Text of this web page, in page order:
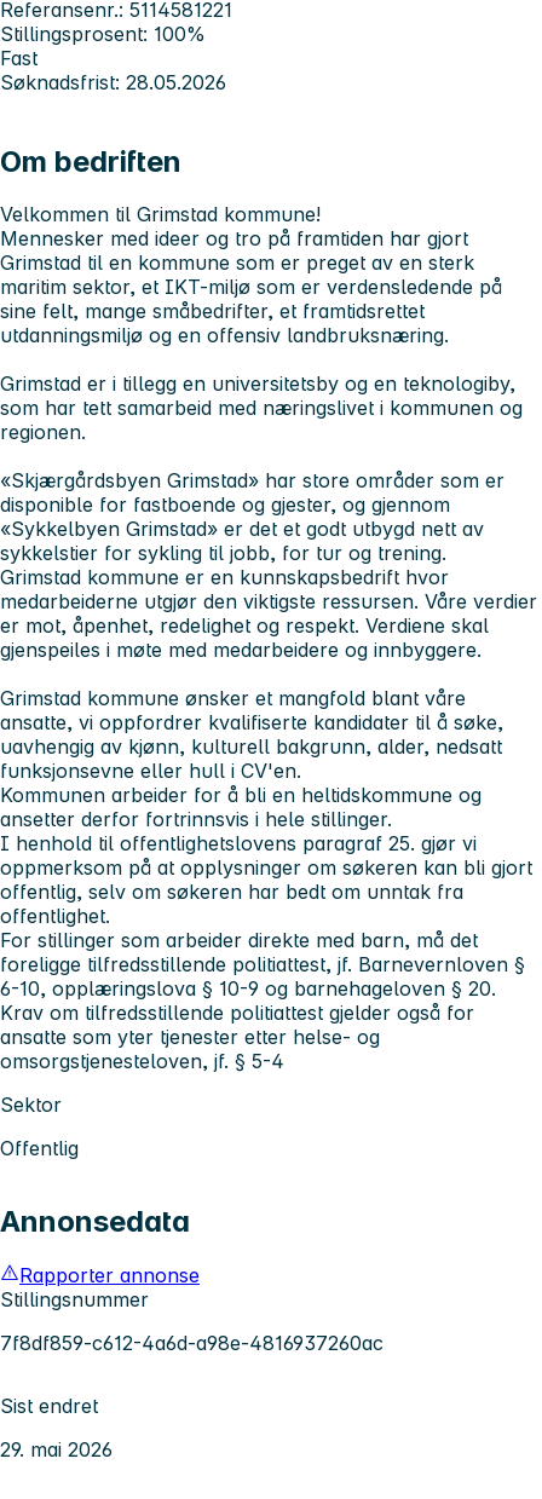
Referansenr.: 5114581221
Stillingsprosent: 100%
Fast
Søknadsfrist: 28.05.2026
Om bedriften
Velkommen til Grimstad kommune!
Mennesker med ideer og tro på framtiden har gjort
Grimstad til en kommune som er preget av en sterk
maritim sektor, et IKT-miljø som er verdensledende på
sine felt, mange småbedrifter, et framtidsrettet
utdanningsmiljø og en offensiv landbruksnæring.
Grimstad er i tillegg en universitetsby og en teknologiby,
som har tett samarbeid med næringslivet i kommunen og
regionen.
«Skjærgårdsbyen Grimstad» har store områder som er
disponible for fastboende og gjester, og gjennom
«Sykkelbyen Grimstad» er det et godt utbygd nett av
sykkelstier for sykling til jobb, for tur og trening.
Grimstad kommune er en kunnskapsbedrift hvor
medarbeiderne utgjør den viktigste ressursen. Våre verdier
er mot, åpenhet, redelighet og respekt. Verdiene skal
gjenspeiles i møte med medarbeidere og innbyggere.
Grimstad kommune ønsker et mangfold blant våre
ansatte, vi oppfordrer kvalifiserte kandidater til å søke,
uavhengig av kjønn, kulturell bakgrunn, alder, nedsatt
funksjonsevne eller hull i CV'en.
Kommunen arbeider for å bli en heltidskommune og
ansetter derfor fortrinnsvis i hele stillinger.
I henhold til offentlighetslovens paragraf 25. gjør vi
oppmerksom på at opplysninger om søkeren kan bli gjort
offentlig, selv om søkeren har bedt om unntak fra
offentlighet.
For stillinger som arbeider direkte med barn, må det
foreligge tilfredsstillende politiattest, jf. Barnevernloven §
6-10, opplæringslova § 10-9 og barnehageloven § 20.
Krav om tilfredsstillende politiattest gjelder også for
ansatte som yter tjenester etter helse- og
omsorgstjenesteloven, jf. § 5-4
Sektor
Offentlig
Annonsedata
Rapporter annonse
Stillingsnummer
7f8df859-c612-4a6d-a98e-4816937260ac
Sist endret
29. mai 2026